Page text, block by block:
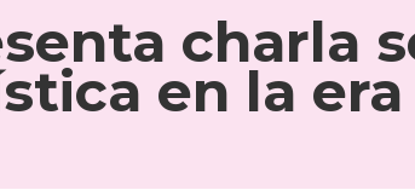
charla
en la